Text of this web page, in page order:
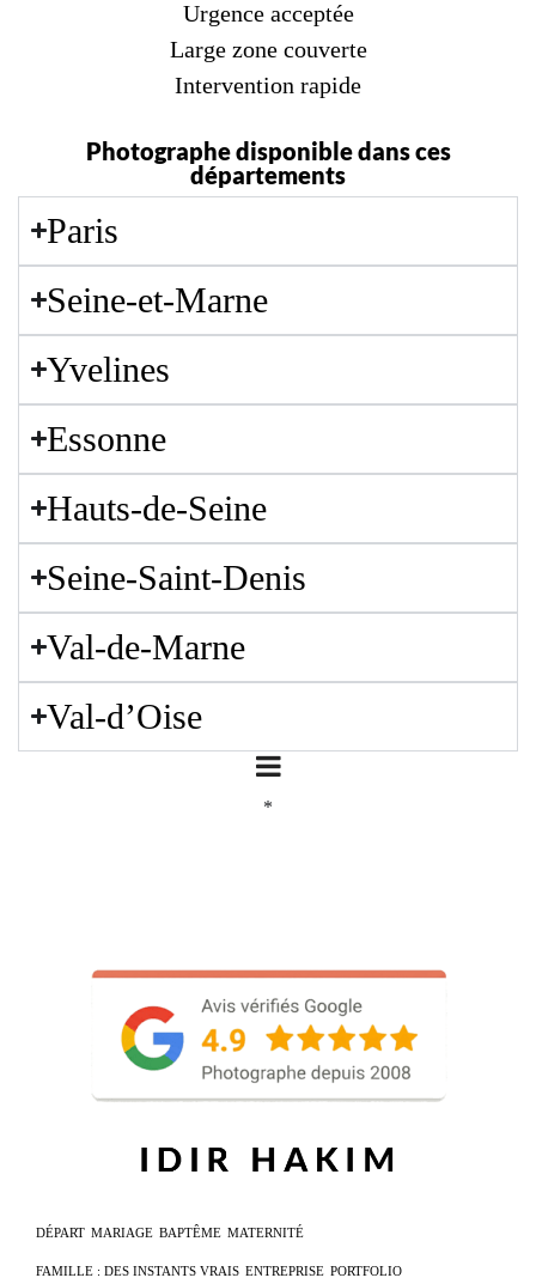
Urgence acceptée
Large zone couverte
Intervention rapide
Photographe disponible dans ces
départements
Paris
Seine-et-Marne
Yvelines
Essonne
Hauts-de-Seine
Seine-Saint-Denis
Val-de-Marne
Val-d’Oise
*
DÉPART MARIAGE BAPTÊME MATERNITÉ
FAMILLE : DES INSTANTS VRAIS ENTREPRISE PORTFOLIO